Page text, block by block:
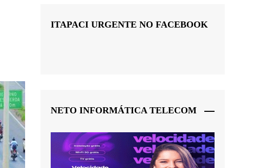
ITAPACI URGENTE NO FACEBOOK
NETO INFORMÁTICA TELECOM